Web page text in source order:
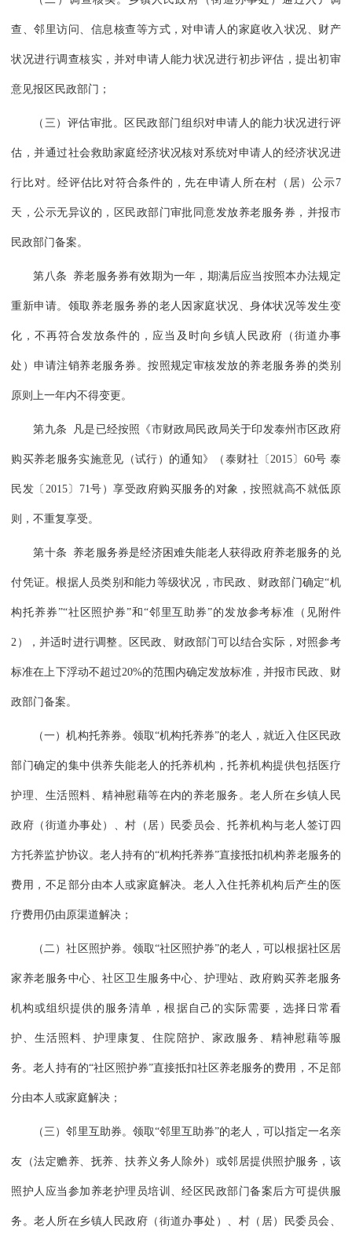
查、邻里访问、信息核查等方式，对申请人的家庭收入状况、财产
状况进行调查核实，并对申请人能力状况进行初步评估，提出初审
意见报区民政部门；
（三）评估审批。区民政部门组织对申请人的能力状况进行评
估，并通过社会救助家庭经济状况核对系统对申请人的经济状况进
行比对。经评估比对符合条件的，先在申请人所在村（居）公示7
天，公示无异议的，区民政部门审批同意发放养老服务券，并报市
民政部门备案。
第八条 养老服务券有效期为一年，期满后应当按照本办法规定
重新申请。领取养老服务券的老人因家庭状况、身体状况等发生变
化，不再符合发放条件的，应当及时向乡镇人民政府（街道办事
处）申请注销养老服务券。按照规定审核发放的养老服务券的类别
原则上一年内不得变更。
第九条 凡是已经按照《市财政局民政局关于印发泰州市区政府
购买养老服务实施意见（试行）的通知》（泰财社〔2015〕60号 泰
民发〔2015〕71号）享受政府购买服务的对象，按照就高不就低原
则，不重复享受。
第十条 养老服务券是经济困难失能老人获得政府养老服务的兑
付凭证。根据人员类别和能力等级状况，市民政、财政部门确定“机
构托养券”“社区照护券”和“邻里互助券”的发放参考标准（见附件
2），并适时进行调整。区民政、财政部门可以结合实际，对照参考
标准在上下浮动不超过20%的范围内确定发放标准，并报市民政、财
政部门备案。
（一）机构托养券。领取“机构托养券”的老人，就近入住区民政
部门确定的集中供养失能老人的托养机构，托养机构提供包括医疗
护理、生活照料、精神慰藉等在内的养老服务。老人所在乡镇人民
政府（街道办事处）、村（居）民委员会、托养机构与老人签订四
方托养监护协议。老人持有的“机构托养券”直接抵扣机构养老服务的
费用，不足部分由本人或家庭解决。老人入住托养机构后产生的医
疗费用仍由原渠道解决；
（二）社区照护券。领取“社区照护券”的老人，可以根据社区居
家养老服务中心、社区卫生服务中心、护理站、政府购买养老服务
机构或组织提供的服务清单，根据自己的实际需要，选择日常看
护、生活照料、护理康复、住院陪护、家政服务、精神慰藉等服
务。老人持有的“社区照护券”直接抵扣社区养老服务的费用，不足部
分由本人或家庭解决；
（三）邻里互助券。领取“邻里互助券”的老人，可以指定一名亲
友（法定赡养、抚养、扶养义务人除外）或邻居提供照护服务，该
照护人应当参加养老护理员培训、经区民政部门备案后方可提供服
务。老人所在乡镇人民政府（街道办事处）、村（居）民委员会、